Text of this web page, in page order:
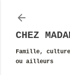
CHEZ
Famille,
ou ailleurs